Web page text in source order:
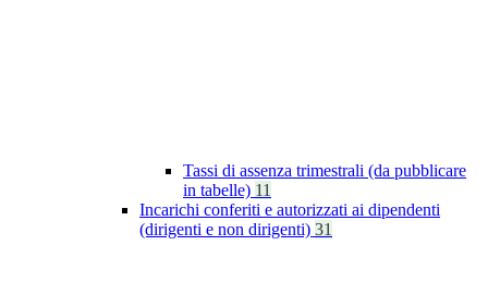
Tassi di assenza trimestrali (da pubblicare
in tabelle) 11
Incarichi conferiti e autorizzati ai dipendenti
(dirigenti e non dirigenti) 31